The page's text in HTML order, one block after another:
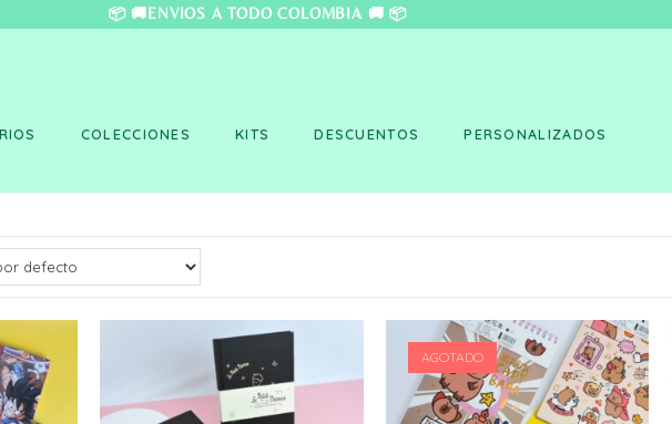
🚚ENVÍOS A TODO
COLECCIONES KITS DESCUENTOS PERSONALIZADOS
AGOTADO